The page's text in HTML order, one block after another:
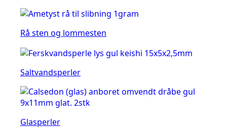
Rå sten og lommesten
Saltvandsperler
Glasperler